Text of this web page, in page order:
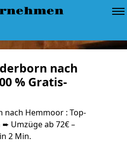
nach
% Gratis-
nach Hemmoor : Top-
Umzüge ab 72€ –
2 Min.